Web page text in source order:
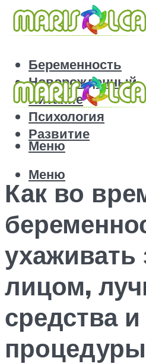
Беременность
Новорожденный
Питание
Психология
Развитие
Меню
Меню
Как во
ухаживать
лицом,
средства и
процедуры